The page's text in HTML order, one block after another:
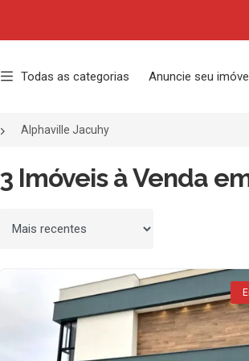
Todas as categorias Anuncie seu
Alphaville Jacuhy
3 Imóveis à Venda
Ordenar por